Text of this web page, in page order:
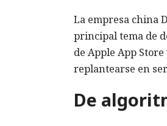
La empresa china
principal tema de
de Apple App
replantearse en
De